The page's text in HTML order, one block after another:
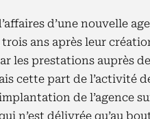
d’une nouvelle
trois ans après leur
les prestations auprès
cette part de l’activité
de l’agence
n’est délivrée qu’au